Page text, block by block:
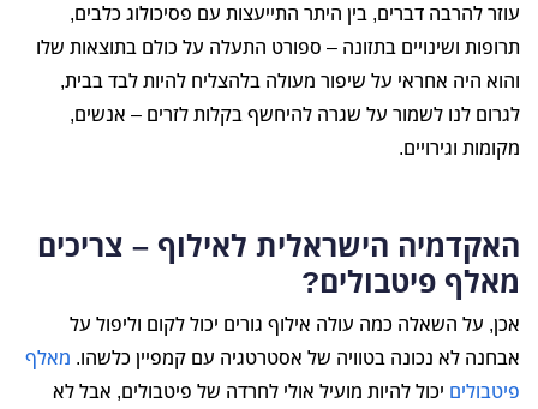
עוזר להרבה דברים, בין היתר התייעצות עם פסיכולוג כלבים,
תרופות ושינויים בתזונה – ספורט התעלה על כולם בתוצאות שלו
והוא היה אחראי על שיפור מעולה בלהצליח להיות לבד בבית,
לגרום לנו לשמור על שגרה להיחשף בקלות לזרים – אנשים,
מקומות וגירויים.
האקדמיה הישראלית לאילוף – צריכים
מאלף פיטבולים?
אכן, על השאלה כמה עולה אילוף גורים יכול לקום וליפול על
אבחנה לא נכונה בטוויה של אסטרטגיה עם קמפיין כלשהו. מאלף
פיטבולים יכול להיות מועיל אולי לחרדה של פיטבולים, אבל לא